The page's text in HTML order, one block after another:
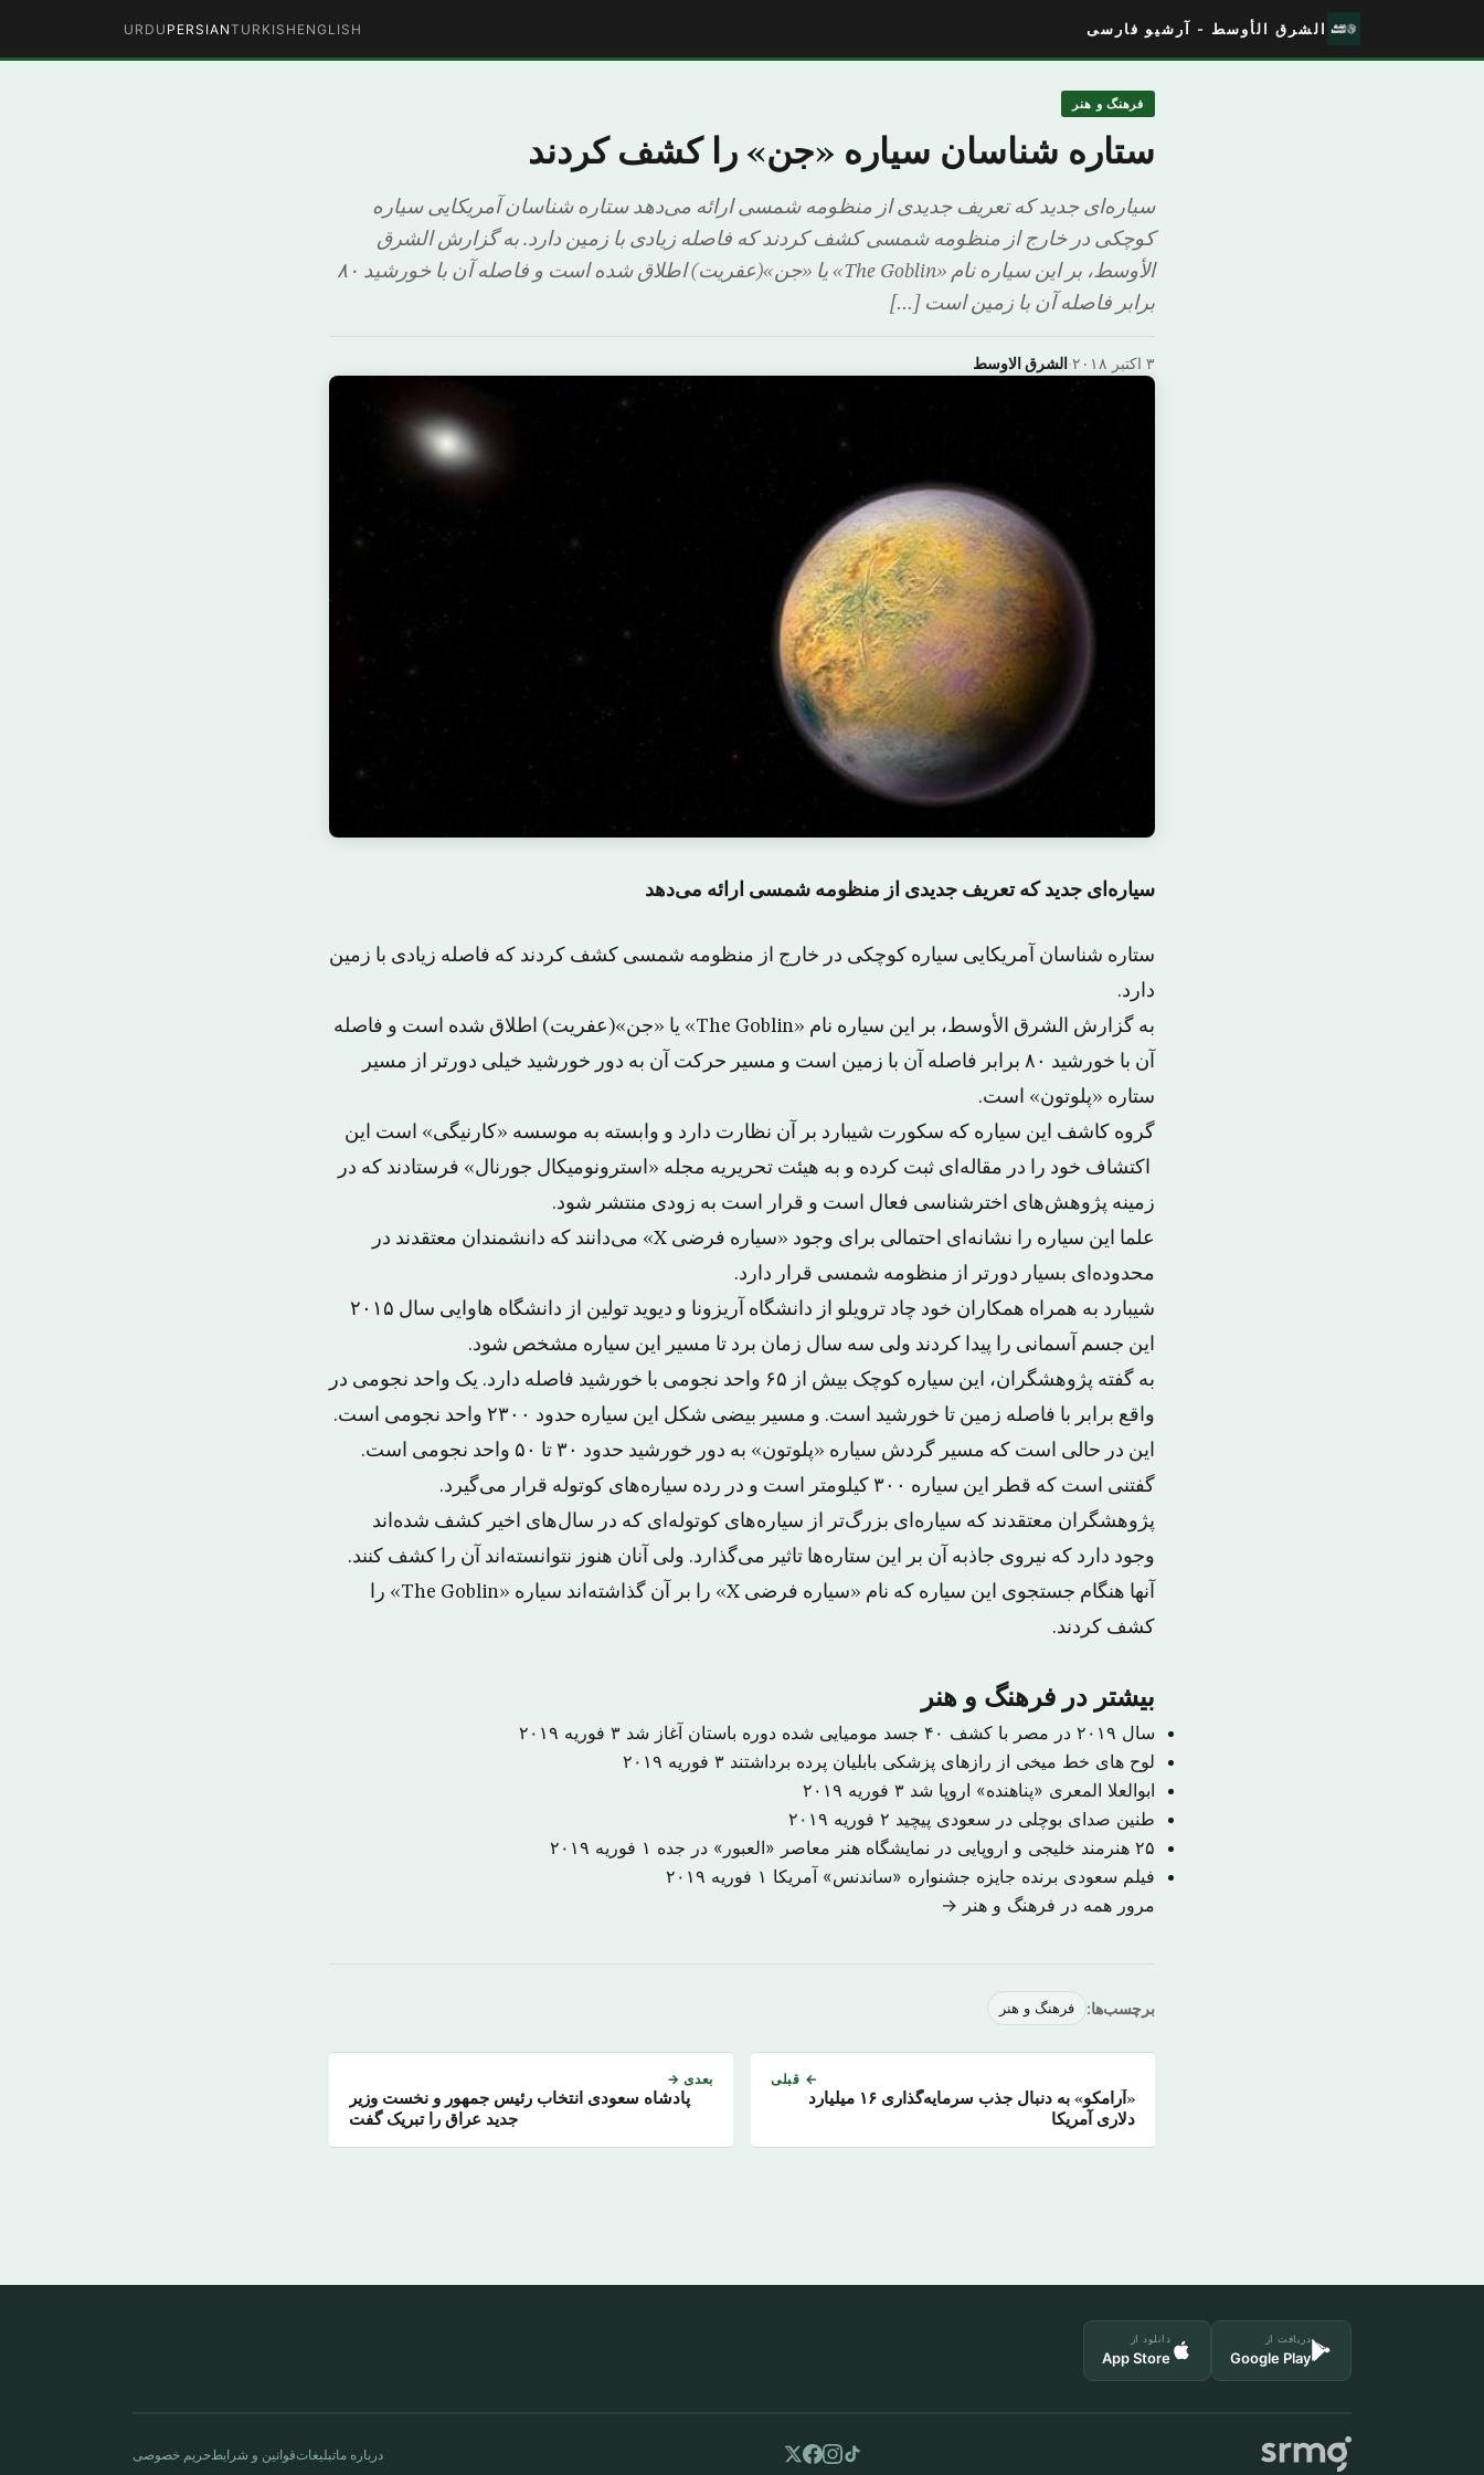
الشرق الأوسط - آرشیو فارسی ENGLISH
TURKISH
PERSIAN
URDU
فرهنگ و هنر
ستاره شناسان سیاره «جن» را کشف کردند
سیاره‌ای جدید که تعریف جدیدی از منظومه شمسی ارائه می‌دهد ستاره شناسان آمریکایی سیاره
کوچکی در خارج از منظومه شمسی کشف کردند که فاصله زیادی با زمین دارد. به گزارش الشرق
الأوسط، بر این سیاره نام «The Goblin» یا «جن»(عفریت) اطلاق شده است و فاصله آن با خورشید ۸۰
برابر فاصله آن با زمین است […]
الشرق الاوسط· ۳ اکتبر ۲۰۱۸
سیاره‌ای جدید که تعریف جدیدی از منظومه شمسی ارائه می‌دهد
ستاره شناسان آمریکایی سیاره کوچکی در خارج از منظومه شمسی کشف کردند که فاصله زیادی با زمین
دارد.
به گزارش الشرق الأوسط، بر این سیاره نام «The Goblin» یا «جن»(عفریت) اطلاق شده است و فاصله
آن با خورشید ۸۰ برابر فاصله آن با زمین است و مسیر حرکت آن به دور خورشید خیلی دورتر از مسیر
ستاره «پلوتون» است.
گروه کاشف این سیاره که سکورت شیبارد بر آن نظارت دارد و وابسته به موسسه «کارنیگی» است این
اکتشاف خود را در مقاله‌ای ثبت کرده و به هیئت تحریریه مجله «استرونومیکال جورنال» فرستادند که در
زمینه پژوهش‌های اخترشناسی فعال است و قرار است به زودی منتشر شود.
علما این سیاره را نشانه‌ای احتمالی برای وجود «سیاره فرضی X» می‌دانند که دانشمندان معتقدند در
محدوده‌ای بسیار دورتر از منظومه شمسی قرار دارد.
شیبارد به همراه همکاران خود چاد ترویلو از دانشگاه آریزونا و دیوید تولین از دانشگاه هاوایی سال ۲۰۱۵
این جسم آسمانی را پیدا کردند ولی سه سال زمان برد تا مسیر این سیاره مشخص شود.
به گفته پژوهشگران، این سیاره کوچک بیش از ۶۵ واحد نجومی با خورشید فاصله دارد. یک واحد نجومی در
واقع برابر با فاصله زمین تا خورشید است. و مسیر بیضی شکل این سیاره حدود ۲۳۰۰ واحد نجومی است.
این در حالی است که مسیر گردش سیاره «پلوتون» به دور خورشید حدود ۳۰ تا ۵۰ واحد نجومی است.
گفتنی است که قطر این سیاره ۳۰۰ کیلومتر است و در رده سیاره‌های کوتوله قرار می‌گیرد.
پژوهشگران معتقدند که سیاره‌ای بزرگ‌تر از سیاره‌های کوتوله‌ای که در سال‌های اخیر کشف شده‌اند
وجود دارد که نیروی جاذبه آن بر این ستاره‌ها تاثیر می‌گذارد. ولی آنان هنوز نتوانسته‌اند آن را کشف کنند.
آنها هنگام جستجوی این سیاره که نام «سیاره فرضی X» را بر آن گذاشته‌ا‌ند سیاره «The Goblin» را
کشف کردند.
بیشتر در فرهنگ و هنر
سال ۲۰۱۹ در مصر با کشف ۴۰ جسد مومیایی شده دوره باستان آغاز شد
۳ فوریه ۲۰۱۹
لوح های خط میخی از رازهای پزشکی بابلیان پرده برداشتند ۳ فوریه ۲۰۱۹
ابوالعلا المعری «پناهنده» اروپا شد ۳ فوریه ۲۰۱۹
طنین صدای بوچلی در سعودی پیچید ۲ فوریه ۲۰۱۹
۲۵ هنرمند خلیجی و اروپایی در نمایشگاه هنر معاصر «العبور» در جده
۱ فوریه ۲۰۱۹
فیلم سعودی برنده جایزه جشنواره «ساندنس» آمریکا ۱ فوریه ۲۰۱۹
مرور همه در فرهنگ و هنر →
برچسب‌ها: فرهنگ و هنر
← قبلی
«آرامکو» به دنبال جذب سرمایه‌گذاری ۱۶ میلیارد
دلاری آمریکا
بعدی →
پادشاه سعودی انتخاب رئیس جمهور و نخست وزیر
جدید عراق را تبریک گفت
دریافت از
Google Play
دانلود از
App Store
درباره ماتبلیغاتقوانین و شرایط حریم خصوصی